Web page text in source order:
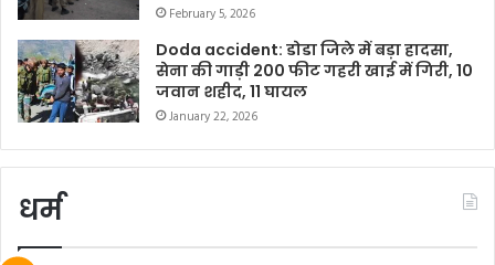
February 5, 2026
Doda accident: डोडा जिले में बड़ा हादसा,
सेना की गाड़ी 200 फीट गहरी खाई में गिरी, 10
जवान शहीद, 11 घायल
January 22, 2026
धर्म